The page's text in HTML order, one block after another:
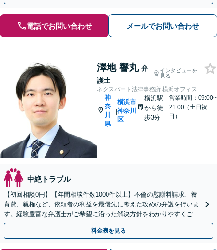
電話でお問い合わせ メールでお問い合わせ
澤地 響丸 弁
護士
インタビューを
見る
ネクスパート法律事務所 横浜オフィス
神
奈
川
県
|
横浜市
神奈川
区
横浜駅
から徒
歩3分
営業時間：09:00~
21:00（土日祝
日）
中絶トラブル
【初回相談0円】【年間相談件数1000件以上】不倫の慰謝料請求、養
育費、親権など、依頼者の利益を最優先に考えた攻めの弁護を行いま
す。経験豊富な弁護士がご希望に沿った解決方針をわかりやすくご提
案します。お気軽にお問合せ下さい。
料金表を見る